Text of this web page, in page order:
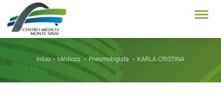
Início Médicos Pneumologista KARLA CRISTINA